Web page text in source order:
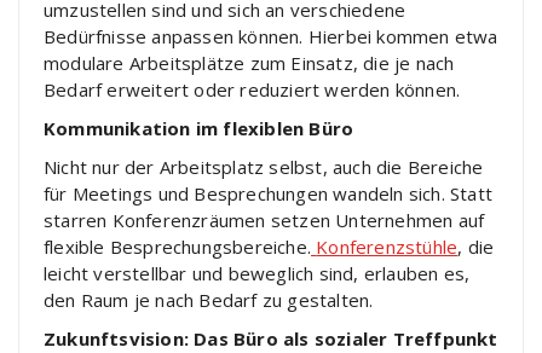
umzustellen sind und sich an verschiedene
Bedürfnisse anpassen können. Hierbei kommen etwa
modulare Arbeitsplätze zum Einsatz, die je nach
Bedarf erweitert oder reduziert werden können.
Kommunikation im flexiblen Büro
Nicht nur der Arbeitsplatz selbst, auch die Bereiche
für Meetings und Besprechungen wandeln sich. Statt
starren Konferenzräumen setzen Unternehmen auf
flexible Besprechungsbereiche. Konferenzstühle, die
leicht verstellbar und beweglich sind, erlauben es,
den Raum je nach Bedarf zu gestalten.
Zukunftsvision: Das Büro als sozialer Treffpunkt